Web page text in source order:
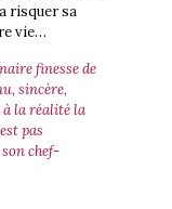
risquer sa
vie…
finesse de
sincère,
la réalité la
pas
chef-